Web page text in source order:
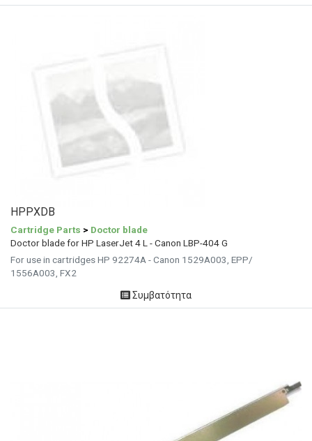
HPPXDB
Cartridge Parts > Doctor blade
Doctor blade for HP LaserJet 4 L - Canon LBP-404 G
For use in cartridges HP 92274A - Canon 1529A003, EPP/
1556A003, FX2
Συμβατότητα